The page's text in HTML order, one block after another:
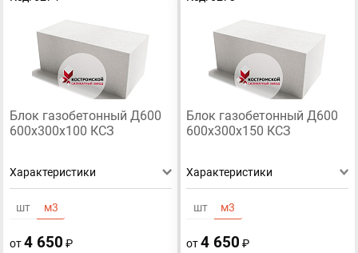
Блок газобетонный Д600
600х300х100 КСЗ
Характеристики
шт м3
от4 650 ₽
Блок газобетонный Д600
600х300х150 КСЗ
Характеристики
шт м3
от4 650 ₽